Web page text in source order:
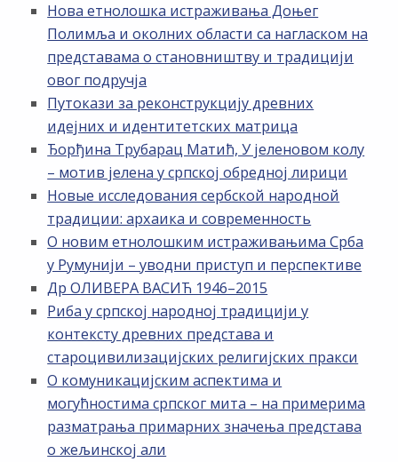
Нова етнолошка истраживања Доњег
Полимља и околних области са нагласком на
представама о становништву и традицији
овог подручја
Путокази за реконструкцију древних
идејних и идентитетских матрица
Ђорђина Трубарац Матић, У јеленовом колу
– мотив јелена у српској обредној лирици
Новые исследования сербской народной
традиции: архаика и современность
О новим етнолошким истраживањима Срба
у Румунији – уводни приступ и перспективе
Др ОЛИВЕРА ВАСИЋ 1946–2015
Риба у српској народној традицији у
контексту древних представа и
староцивилизацијских религијских пракси
О комуникацијским аспектима и
могућностима српског мита – на примерима
разматрања примарних значења представа
о жељинској али